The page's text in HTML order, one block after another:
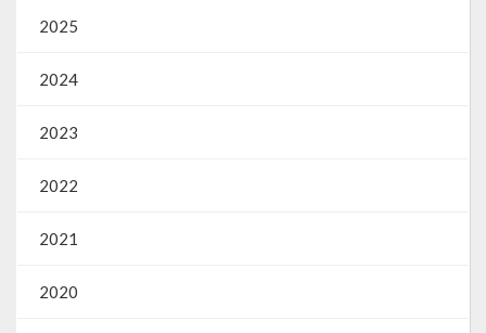
SIC
Contratos
2025
2024
2023
2022
2021
2020